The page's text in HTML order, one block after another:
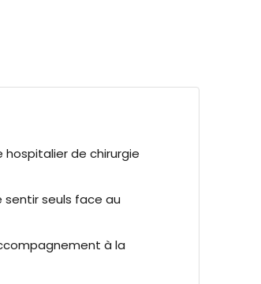
hospitalier de chirurgie
seuls face au
à la